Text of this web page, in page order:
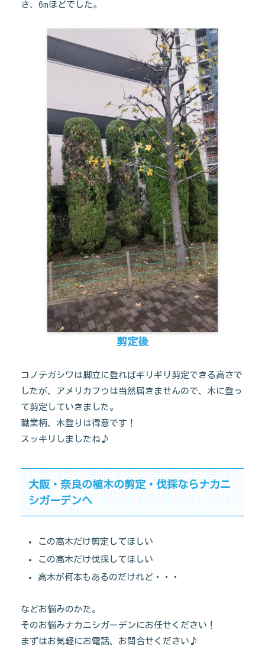
さ、6mほどでした。
剪定後
コノテガシワは脚立に登ればギリギリ剪定できる高さで
したが、アメリカフウは当然届きませんので、木に登っ
て剪定していきました。
職業柄、木登りは得意です！
スッキリしましたね♪
大阪・奈良の植木の剪定・伐採ならナカニ
シガーデンへ
この高木だけ剪定してほしい
この高木だけ伐採してほしい
高木が何本もあるのだけれど・・・
などお悩みのかた。
そのお悩みナカニシガーデンにお任せください！
まずはお気軽にお電話、お問合せください♪